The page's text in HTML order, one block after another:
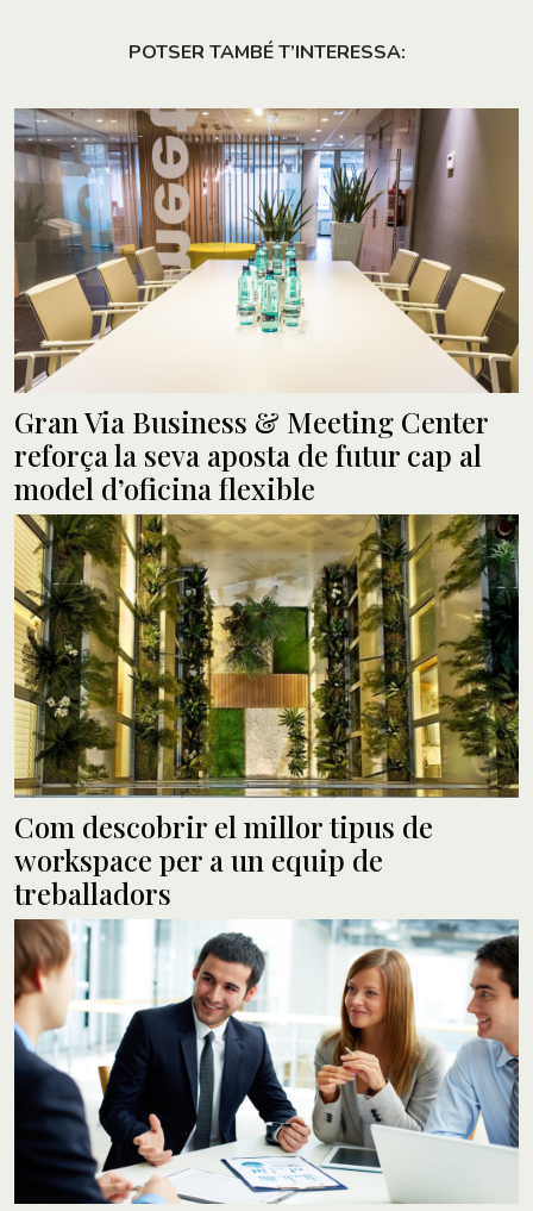
POTSER TAMBÉ T’INTERESSA:
Gran Via Business & Meeting Center
reforça la seva aposta de futur cap al
model d’oficina flexible
Com descobrir el millor tipus de
workspace per a un equip de
treballadors